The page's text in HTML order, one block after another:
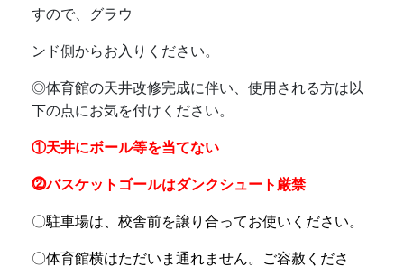
すので、グラウ
ンド側からお入りください。
◎体育館の天井改修完成に伴い、使用される方は以
下の点にお気を付けください。
①天井にボール等を当てない
⓶バスケットゴールはダンクシュート厳禁
〇駐車場は、校舎前を譲り合ってお使いください。
〇体育館横はただいま通れません。ご容赦くださ